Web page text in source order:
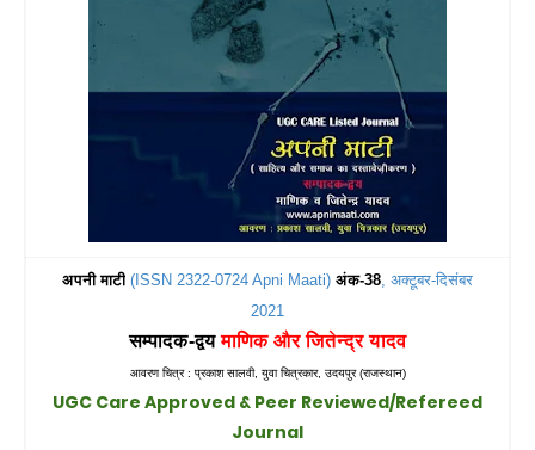
अपनी माटी (ISSN 2322-0724 Apni Maati) अंक-38, अक्टूबर-दिसंबर
2021
सम्पादक-द्वयमाणिक और जितेन्द्र यादव
आवरण चित्र : प्रकाश सालवी, युवाचित्रकार, उदयपुर (राजस्थान)
UGC Care Approved & Peer Reviewed/Refereed
Journal